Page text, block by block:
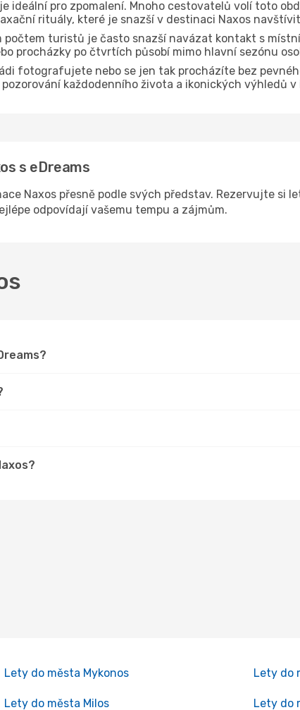
ideální pro zpomalení. Mnoho cestovatelů volí toto
rituály, které je snazší v destinaci Naxos
počtem turistů je často snazší navázat kontakt s
procházky po čtvrtích působí mimo hlavní sezónu
fotografujete nebo se jen tak procházíte bez
každodenního života a ikonických výhledů
s eDreams
Naxos přesně podle svých představ. Rezervujte si
odpovídají vašemu tempu a zájmům.
Lety do města Mykonos Lety do
Lety do města Milos Lety do